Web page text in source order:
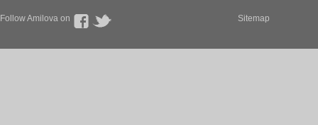
Follow Amilova on Sitemap